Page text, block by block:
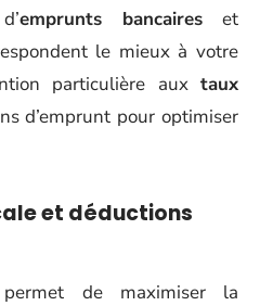
emprunts bancaires et
le mieux à votre
particulière aux taux
d’emprunt pour optimiser
et déductions
permet de maximiser la